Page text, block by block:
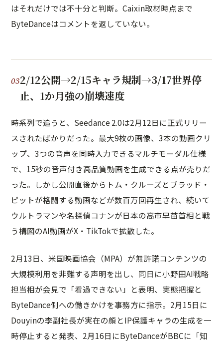
はそれだけでは不十分と判断。Caixin取材時点まで
ByteDanceはコメントを返していない。
2/12公開→2/15キャラ規制→3/17世界停
止、1か月強の崩壊速度
時系列で追うと、Seedance 2.0は2月12日に正式リリー
スされたばかりだった。最大9枚の画像、3本の動画クリ
ップ、3つの音声を同時入力できるマルチモーダル仕様
で、15秒の音声付き高品質動画を生成できる点が売りだ
った。しかし公開直後からトム・クルーズとブラッド・
ピットが格闘する動画などが数百万回再生され、続いて
ウルトラマンや名探偵コナンが日本の高市早苗首相と戦
う構図のAI動画がX・TikTokで拡散した。
2月13日、米国映画協会（MPA）が無許諾コンテンツの
大規模利用を非難する声明を出し、同日に小野田AI戦略
担当相が会見で「看過できない」と表明、実態把握と
ByteDance側への働きかけを事務方に指示。2月15日に
Douyinの李副社長が実在の顔とIP保護キャラの生成を一
時停止すると発表、2月16日にByteDanceがBBCに「知